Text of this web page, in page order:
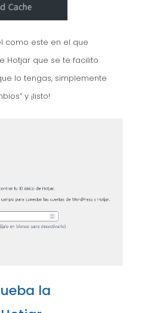
como este en el que
Hotjar que se te facilito
lo tengas, simplemente
y ¡listo!
la